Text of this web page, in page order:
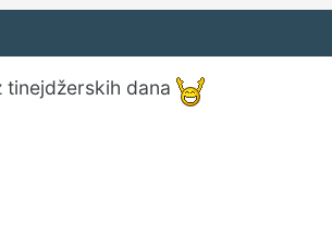
dana